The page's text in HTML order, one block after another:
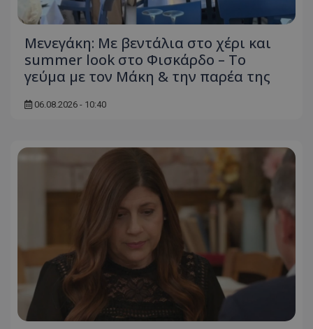
Μενεγάκη: Με βεντάλια στο χέρι και
summer look στο Φισκάρδο – Το
γεύμα με τον Μάκη & την παρέα της
06.08.2026 - 10:40